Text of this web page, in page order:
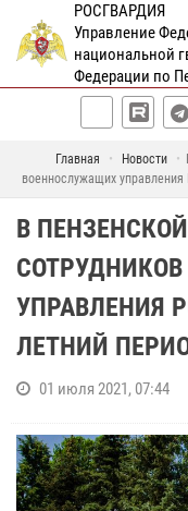
РОСГВАРДИЯ
Управление
национальной
Федерации по
Главная Новости
военнослужащих управления
В
УПРАВЛЕНИЯ
ЛЕТНИЙ
01 июля 2021, 07:44